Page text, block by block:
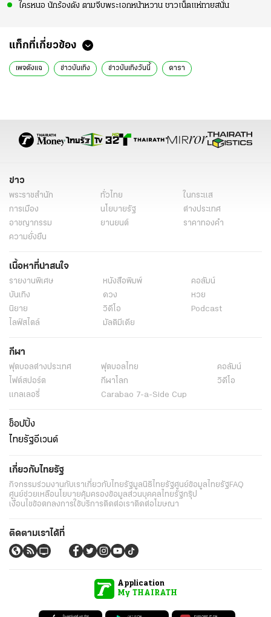
ใครหนอ นักร้องดัง ตามจีบพระเอกหน้าหวาน ชาวเน็ตแห่ทายสนั่น
แท็กที่เกี่ยวข้อง
เพจดังแฉ ข่าวบันเทิง ข่าวบันเทิงวันนี้ ดารา
ข่าว
พระราชสำนัก ทั่วไทย
ในกระแส
การเมือง
นโยบายรัฐ
ต่างประเทศ
อาชญากรรม
ยานยนต์
ราคาทองคำ
ความยั่งยืน
เนื้อหาที่น่าสนใจ
รายงานพิเศษ หนังสือพิมพ์
คอลัมน์
บันเทิง
ดวง
หวย
นิยาย
วิดีโอ
Podcast
ไลฟ์สไตล์
มัลติมีเดีย
กีฬา
ฟุตบอลต่่างประเทศ ฟุตบอลไทย
คอลัมน์
ไฟต์สปอร์ต
กีฬาโลก
วิดีโอ
แกลเลอรี่
Carabao 7-a-Side Cup
ช็อปปิ้ง
ไทยรัฐอีเวนต์
เกี่ยวกับไทยรัฐ
กิจกรรมร่วมงานกับเราเกี่ยวกับไทยรัฐมูลนิธิไทยรัฐศูนย์ข้อมูลไทยรัฐFAQ
ศูนย์ช่วยเหลือนโยบายคุ้มครองข้อมูลส่วนบุคคลไทยรัฐกรุ๊ป
เงื่อนไขข้อตกลงการใช้บริการติดต่อเราติดต่อโฆษณา
ติดตามเราได้ที่
Application
My THAIRATH